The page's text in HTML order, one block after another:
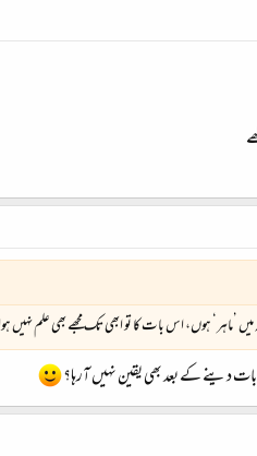
’ماہر‘ ہوں، اس بات کا تو ابھی تک مجھے بھی علم نہیں
دینے کے بعد بھی یقین نہیں آرہا؟